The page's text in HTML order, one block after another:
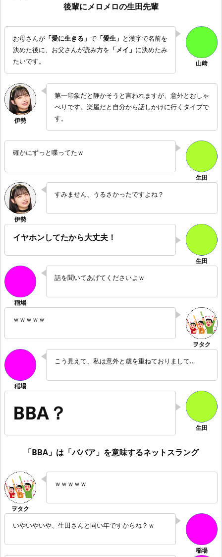
後輩にメロメロの生田先輩
お母さんが 「愛に生きる」 で 「愛生」 と漢字で名前を
決めた後に、お父さんが読み方を 「メイ」 に決めたみ
たいです。
第一印象だと静かそうと言われますが、意外とおしゃ
べりです。楽屋だと自分から話しかけに行くタイプで
す。
確かにずっと喋ってたｗ
すみません、うるさかったですよね？
イヤホンしてたから大丈夫！
話を聞いてあげてくださいよｗ
ｗｗｗｗｗ
こう見えて、私は意外と歳を重ねておりまして…
BBA？
「BBA」は「ババア」を意味するネットスラング
ｗｗｗｗｗ
いやいやいや、生田さんと同い年ですからね？ｗ